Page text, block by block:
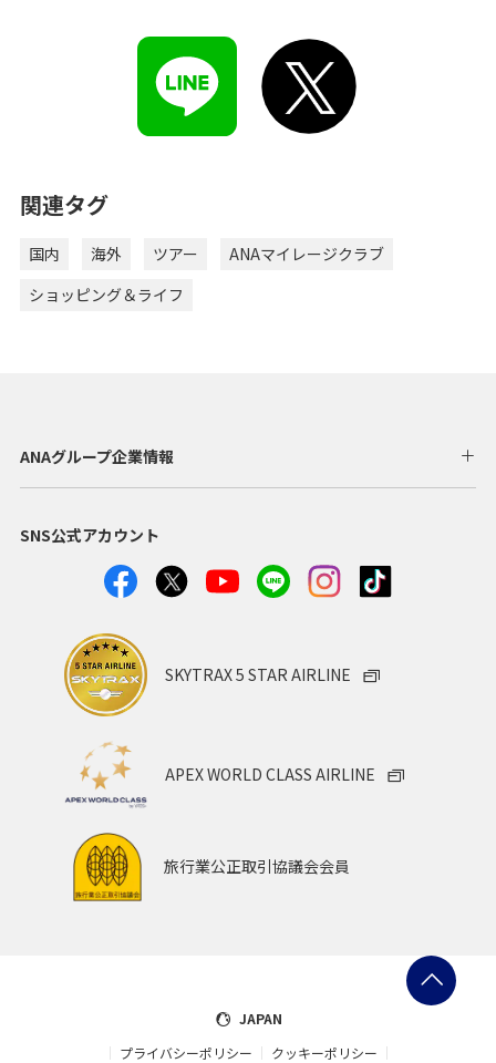
関連タグ
国内 海外 ツアー
ANAマイレージクラブ
ショッピング＆ライフ
ANAグループ企業情報
SNS公式アカウント
SKYTRAX 5 STAR AIRLINE
APEX WORLD CLASS AIRLINE
旅行業公正取引協議会会員
JAPAN
プライバシーポリシー
クッキーポリシー